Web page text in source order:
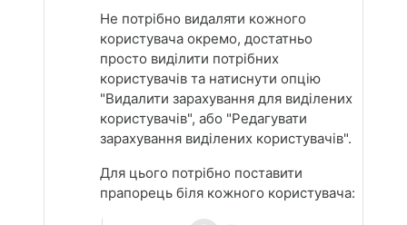
Не потрібно видаляти кожного
користувача окремо, достатньо
просто виділити потрібних
користувачів та натиснути опцію
"Видалити зарахування для виділених
користувачів", або "Редагувати
зарахування виділених користувачів".
Для цього потрібно поставити
прапорець біля кожного користувача: